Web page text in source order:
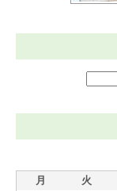
月 火